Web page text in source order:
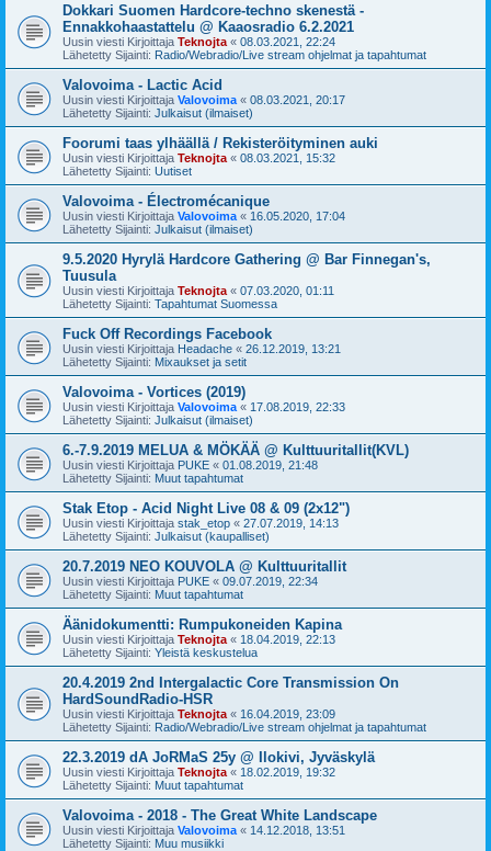
Dokkari Suomen Hardcore-techno skenestä -
Ennakkohaastattelu @ Kaaosradio 6.2.2021
Uusin viesti Kirjoittaja Teknojta « 08.03.2021, 22:24
Lähetetty Sijainti: Radio/Webradio/Live stream ohjelmat ja tapahtumat
Valovoima - Lactic Acid
Uusin viesti Kirjoittaja Valovoima « 08.03.2021, 20:17
Lähetetty Sijainti: Julkaisut (ilmaiset)
Foorumi taas ylhäällä / Rekisteröityminen auki
Uusin viesti Kirjoittaja Teknojta « 08.03.2021, 15:32
Lähetetty Sijainti: Uutiset
Valovoima - Électromécanique
Uusin viesti Kirjoittaja Valovoima « 16.05.2020, 17:04
Lähetetty Sijainti: Julkaisut (ilmaiset)
9.5.2020 Hyrylä Hardcore Gathering @ Bar Finnegan's,
Tuusula
Uusin viesti Kirjoittaja Teknojta « 07.03.2020, 01:11
Lähetetty Sijainti: Tapahtumat Suomessa
Fuck Off Recordings Facebook
Uusin viesti Kirjoittaja Headache « 26.12.2019, 13:21
Lähetetty Sijainti: Mixaukset ja setit
Valovoima - Vortices (2019)
Uusin viesti Kirjoittaja Valovoima « 17.08.2019, 22:33
Lähetetty Sijainti: Julkaisut (ilmaiset)
6.-7.9.2019 MELUA & MÖKÄÄ @ Kulttuuritallit(KVL)
Uusin viesti Kirjoittaja PUKE « 01.08.2019, 21:48
Lähetetty Sijainti: Muut tapahtumat
Stak Etop - Acid Night Live 08 & 09 (2x12")
Uusin viesti Kirjoittaja stak_etop « 27.07.2019, 14:13
Lähetetty Sijainti: Julkaisut (kaupalliset)
20.7.2019 NEO KOUVOLA @ Kulttuuritallit
Uusin viesti Kirjoittaja PUKE « 09.07.2019, 22:34
Lähetetty Sijainti: Muut tapahtumat
Äänidokumentti: Rumpukoneiden Kapina
Uusin viesti Kirjoittaja Teknojta « 18.04.2019, 22:13
Lähetetty Sijainti: Yleistä keskustelua
20.4.2019 2nd Intergalactic Core Transmission On
HardSoundRadio-HSR
Uusin viesti Kirjoittaja Teknojta « 16.04.2019, 23:09
Lähetetty Sijainti: Radio/Webradio/Live stream ohjelmat ja tapahtumat
22.3.2019 dA JoRMaS 25y @ Ilokivi, Jyväskylä
Uusin viesti Kirjoittaja Teknojta « 18.02.2019, 19:32
Lähetetty Sijainti: Muut tapahtumat
Valovoima - 2018 - The Great White Landscape
Uusin viesti Kirjoittaja Valovoima « 14.12.2018, 13:51
Lähetetty Sijainti: Muu musiikki